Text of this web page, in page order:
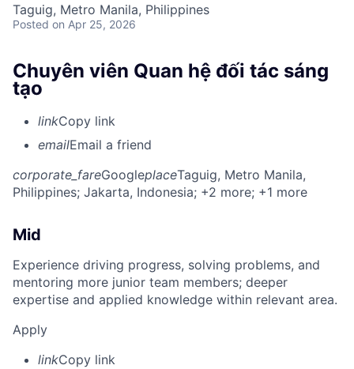
Taguig, Metro Manila, Philippines
Posted on Apr 25, 2026
Chuyên viên Quan hệ đối tác sáng
tạo
linkCopy link
emailEmail a friend
corporate_fareGoogleplaceTaguig, Metro Manila,
Philippines; Jakarta, Indonesia; +2 more; +1 more
Mid
Experience driving progress, solving problems, and
mentoring more junior team members; deeper
expertise and applied knowledge within relevant area.
Apply
linkCopy link